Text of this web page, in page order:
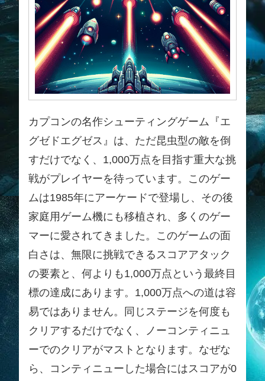
カプコンの名作シューティングゲーム『エ
グゼドエグゼス』は、ただ昆虫型の敵を倒
すだけでなく、1,000万点を目指す重大な挑
戦がプレイヤーを待っています。このゲー
ムは1985年にアーケードで登場し、その後
家庭用ゲーム機にも移植され、多くのゲー
マーに愛されてきました。このゲームの面
白さは、無限に挑戦できるスコアアタック
の要素と、何よりも1,000万点という最終目
標の達成にあります。1,000万点への道は容
易ではありません。同じステージを何度も
クリアするだけでなく、ノーコンティニュ
ーでのクリアがマストとなります。なぜな
ら、コンティニューした場合にはスコアが0